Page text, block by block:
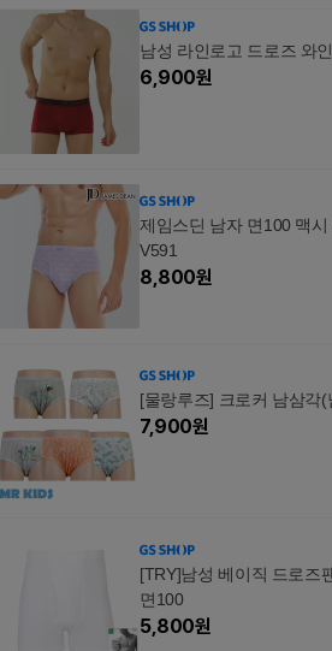
남성 라인로고 드로즈 와
6,900원
제임스딘 남자 면100 맥
V591
8,800원
[물랑루즈] 크로커 남삼각
7,900원
[TRY]남성 베이직 드로즈
면100
5,800원